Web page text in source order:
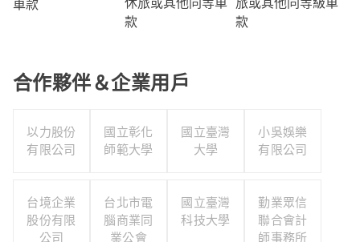
車款
款
款
合作夥伴＆企業用戶
以力股份
有限公司
國立彰化
師範大學
國立臺灣
大學
小吳娛樂
有限公司
台境企業
股份有限
公司
台北市電
腦商業同
業公會
國立臺灣
科技大學
勤業眾信
聯合會計
師事務所